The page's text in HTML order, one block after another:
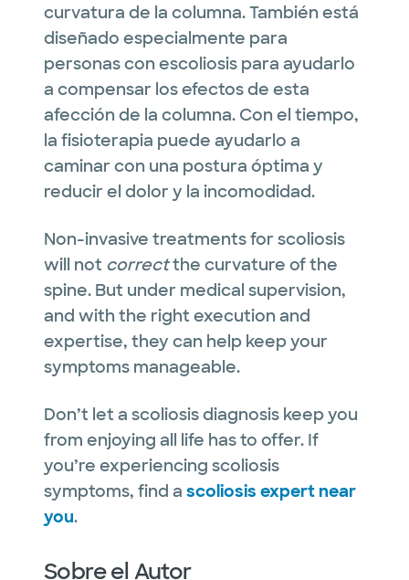
curvatura de la columna. También está
diseñado especialmente para
personas con escoliosis para ayudarlo
a compensar los efectos de esta
afección de la columna. Con el tiempo,
la fisioterapia puede ayudarlo a
caminar con una postura óptima y
reducir el dolor y la incomodidad.
Non-invasive treatments for scoliosis
will not correctthe curvature of the
spine. But under medical supervision,
and with the right execution and
expertise, they can help keep your
symptoms manageable.
Don’t let a scoliosis diagnosis keep you
from enjoying all life has to offer. If
you’re experiencing scoliosis
symptoms, find a scoliosis expert near
you.
Sobre el Autor